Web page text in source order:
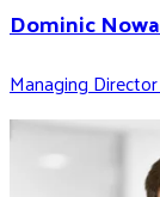
Dominic
Managing